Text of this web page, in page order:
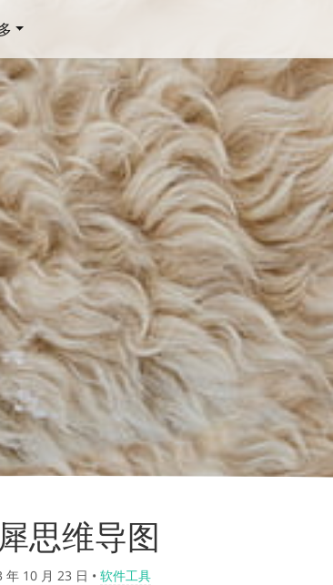
思维导图
年 10 月 23 日 • 软件工具